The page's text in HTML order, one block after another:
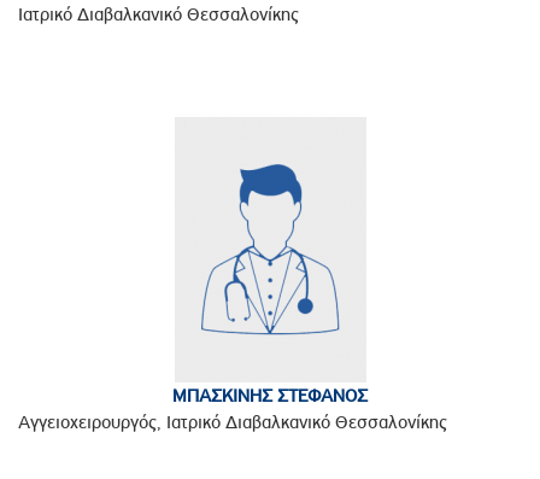
Ιατρικό Διαβαλκανικό Θεσσαλονίκης
ΜΠΑΣΚΙΝΗΣ ΣΤΕΦΑΝΟΣ
Αγγειοχειρουργός, Ιατρικό Διαβαλκανικό Θεσσαλονίκης